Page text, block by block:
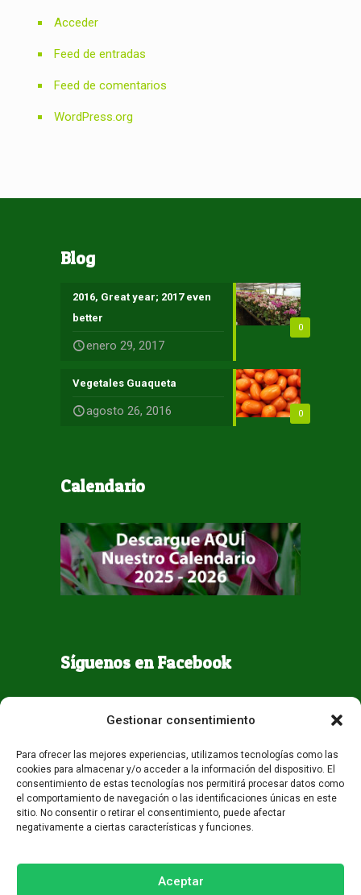
Gestionar consentimiento
Para ofrecer las mejores experiencias, utilizamos tecnologías como las
cookies para almacenar y/o acceder a la información del dispositivo. El
consentimiento de estas tecnologías nos permitirá procesar datos como
el comportamiento de navegación o las identificaciones únicas en este
sitio. No consentir o retirar el consentimiento, puede afectar
negativamente a ciertas características y funciones.
Aceptar
Acceder
Feed de entradas
Feed de comentarios
WordPress.org
Blog
0
2016, Great year; 2017 even
better
enero 29, 2017
0
Vegetales Guaqueta
agosto 26, 2016
Calendario
Síguenos en Facebook
Todos los derechos reservados - Guaqueta USA 2026